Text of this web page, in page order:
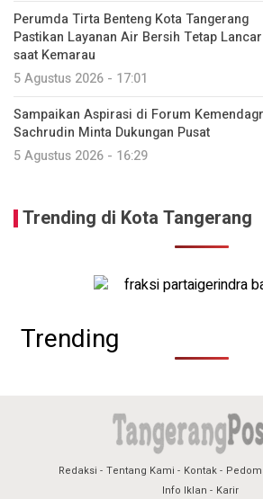
Perumda Tirta Benteng Kota Tangerang
Pastikan Layanan Air Bersih Tetap Lancar
saat Kemarau
5 Agustus 2026 - 17:01
Sampaikan Aspirasi di Forum
Sachrudin Minta Dukungan Pusat
5 Agustus 2026 - 16:29
Trending di Kota Tangerang
Trending
Redaksi Tentang Kami Kontak
Info Iklan
Karir